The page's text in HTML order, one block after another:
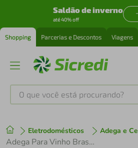
Saldão de inverno
até 40% off
Shopping Parcerias e Descontos Viagens
O que você está procurando?
Eletrodomésticos Adega e
Adega Para Vinho Brastemp 33 s 220V Ref.: Zb33Be
1º tenis